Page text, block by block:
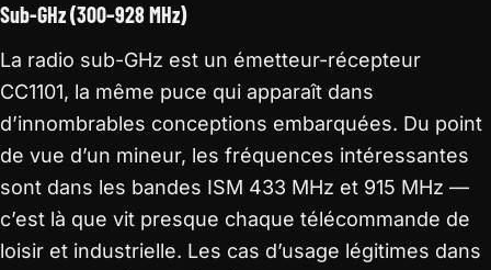
Sub-GHz (300–928 MHz)
La radio sub-GHz est un émetteur-récepteur
CC1101, la même puce qui apparaît dans
d’innombrables conceptions embarquées. Du point
de vue d’un mineur, les fréquences intéressantes
sont dans les bandes ISM 433 MHz et 915 MHz —
c’est là que vit presque chaque télécommande de
loisir et industrielle. Les cas d’usage légitimes dans